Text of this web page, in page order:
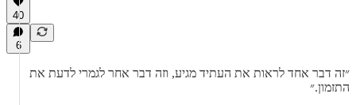
40
6
״זה דבר אחד לראות את העתיד מגיע, וזה דבר אחר לגמרי לדעת את
התזמון.״